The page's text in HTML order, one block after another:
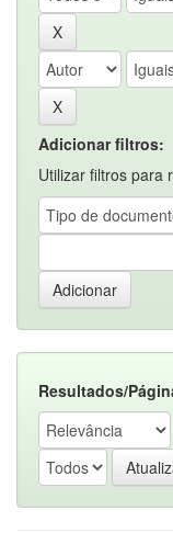
Adicionar filtros:
Utilizar filtros para
Resultados/